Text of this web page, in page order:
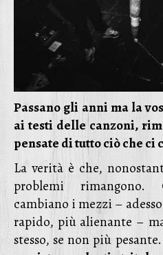
Passano gli anni ma la
ai testi delle canzoni,
pensate di tutto ciò che ci
La verità è che,
problemi rimangono.
cambiano i mezzi –
rapido, più alienante –
stesso, se non più pesante.